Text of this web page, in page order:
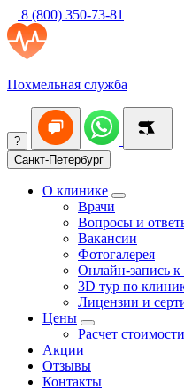
8 (800) 350-73-81
Похмельная служба
?
Санкт-Петербург
О клинике
Врачи
Вопросы и
Вакансии
Фотогалерея
Онлайн-запись к
3D тур по
Лицензии и
Цены
Расчет
Акции
Отзывы
Контакты